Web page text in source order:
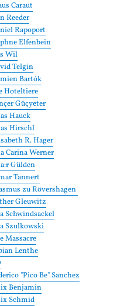
Caraut
Reeder
Rapoport
Elfenbein
Wil
Telgin
Bartók
Hoteltiere
Güçyeter
Hauck
Hirschl
R. Hager
Carina Werner
Gülden
Tannert
zu Rövershagen
Gleuwitz
Schwindsackel
Szulkowski
Massacre
Lenthe
"Pico Be" Sanchez
Benjamin
Schmid